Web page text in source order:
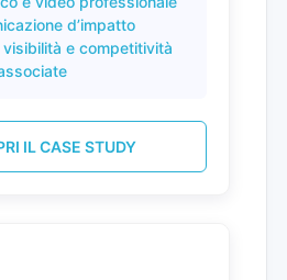
d’impatto
e competitività
IL CASE STUDY